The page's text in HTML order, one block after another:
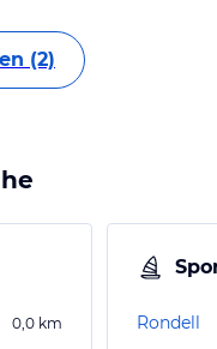
(2)
0,0 km Rondell